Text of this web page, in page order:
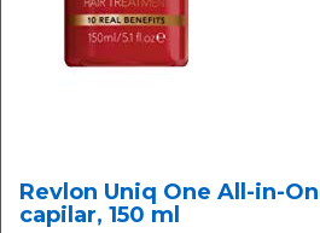
Revlon Uniq One All-in-
capilar, 150 ml